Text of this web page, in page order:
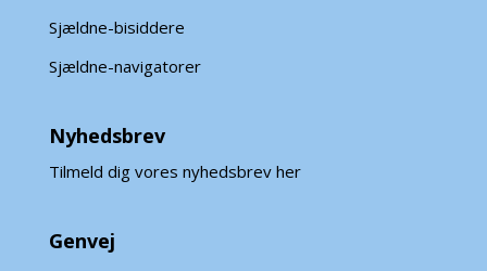
Sjældne-bisiddere
Sjældne-navigatorer
Nyhedsbrev
Tilmeld dig vores nyhedsbrev her
Genvej